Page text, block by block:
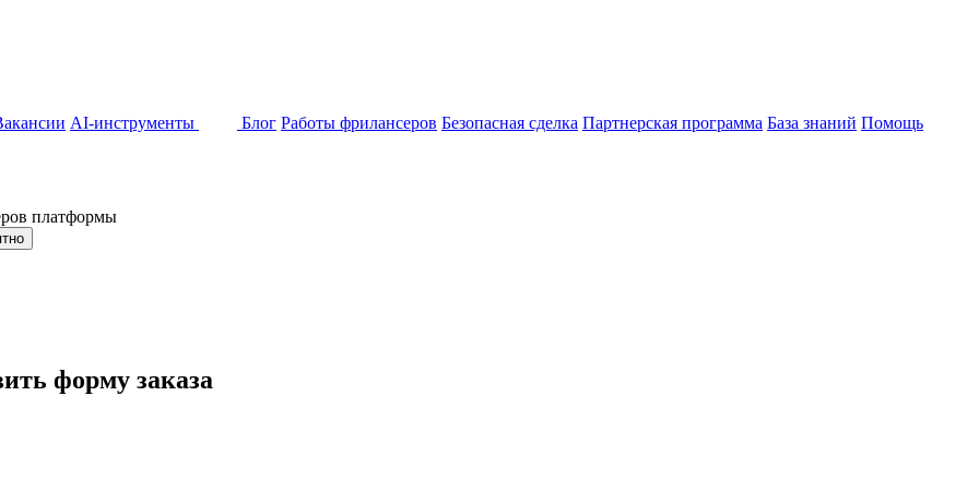
AI-инструменты Блог Работы фрилансеров Безопасная сделка Партнерская программа База знаний Помощь
платформы
форму заказа